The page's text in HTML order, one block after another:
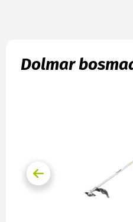
Dolmar